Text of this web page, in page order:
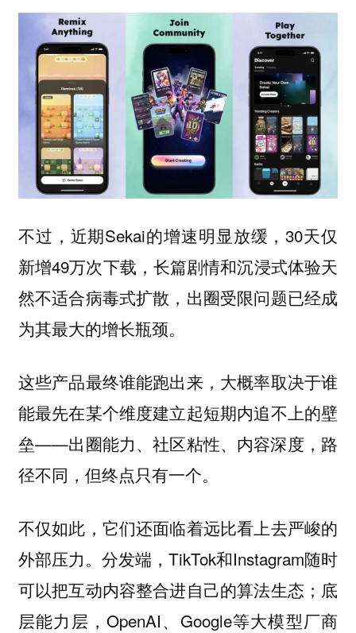
不过，近期Sekai的增速明显放缓，30天仅
新增49万次下载，长篇剧情和沉浸式体验天
然不适合病毒式扩散，出圈受限问题已经成
为其最大的增长瓶颈。
这些产品最终谁能跑出来，大概率取决于谁
能最先在某个维度建立起短期内追不上的壁
垒——出圈能力、社区粘性、内容深度，路
径不同，但终点只有一个。
不仅如此，它们还面临着远比看上去严峻的
外部压力。分发端，TikTok和Instagram随时
可以把互动内容整合进自己的算法生态；底
层能力层，OpenAI、Google等大模型厂商